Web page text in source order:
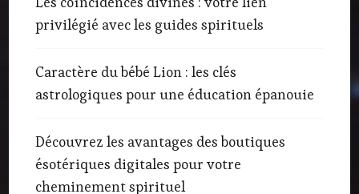
privilégié avec les guides spirituels
Caractère du bébé Lion : les clés
astrologiques pour une éducation épanouie
Découvrez les avantages des boutiques
ésotériques digitales pour votre
cheminement spirituel